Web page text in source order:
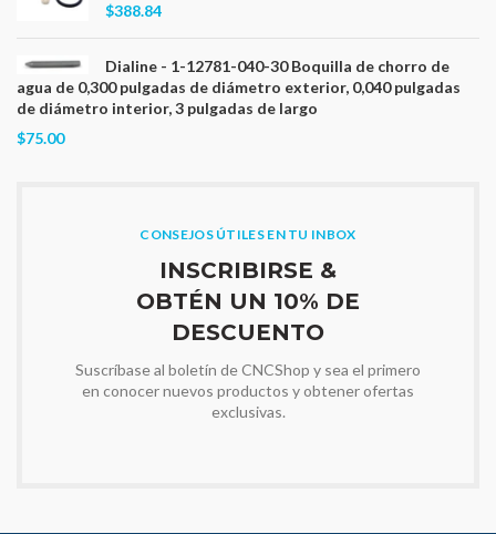
$388.84
Dialine - 1-12781-040-30 Boquilla de chorro de
agua de 0,300 pulgadas de diámetro exterior, 0,040 pulgadas
de diámetro interior, 3 pulgadas de largo
$75.00
CONSEJOS ÚTILES EN TU INBOX
INSCRIBIRSE &
OBTÉN UN 10% DE
DESCUENTO
Suscríbase al boletín de CNCShop y sea el primero
en conocer nuevos productos y obtener ofertas
exclusivas.